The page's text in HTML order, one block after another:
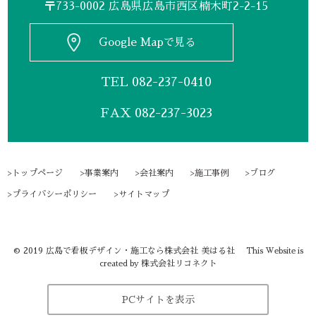
〒733-0002 広島県広島市西区楠木町2-2-15
Google Mapで見る
TEL 082-237-0410
FAX 082-237-3023
トップページ 事業案内 会社案内 施工事例 ブログ
プライバシーポリシー サイトマップ
© 2019 広島で看板デザイン・施工なら株式会社 美はる社
This Website is
created by 株式会社リコネクト
PCサイトを表示